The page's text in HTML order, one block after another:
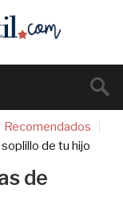
Recomendados
de tu hijo
de